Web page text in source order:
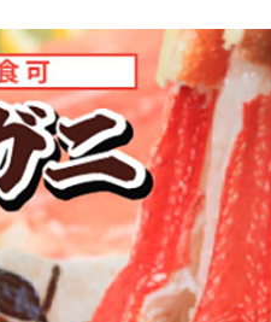
肉類（鶏・豚・他）
スイーツ
他食品
スポーツ・アウトドア
時計
\10,001～20,000
\50,001～100,000
\1,000,001～5,000,000
石狩市
弟子屈町
広尾町
利尻富士町
山梨県
静岡県
愛知県